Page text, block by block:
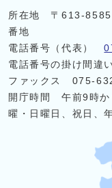
所在地 〒613-8585
番地
電話番号（代表）
電話番号の掛け間違
ファックス 075-
開庁時間 午前9時か
曜・日曜日、祝日、